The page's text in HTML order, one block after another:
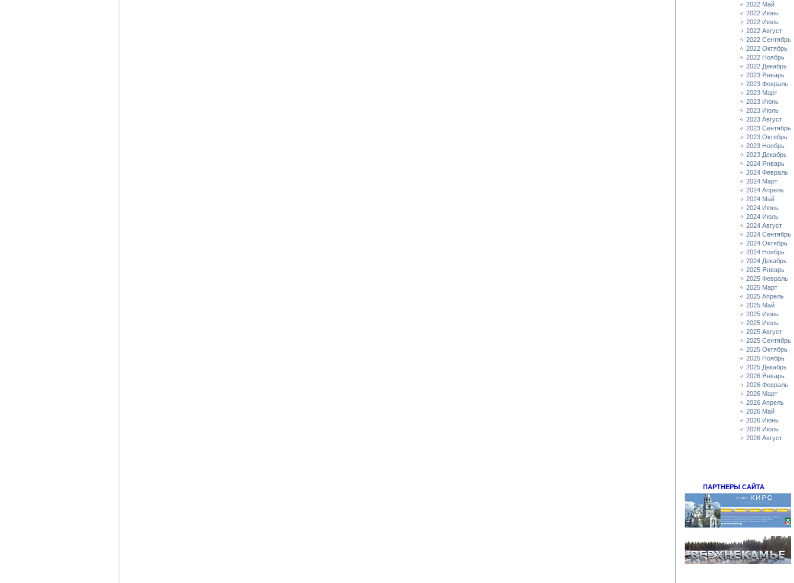
2022 Май
2022 Июнь
2022 Июль
2022 Август
2022 Сентябрь
2022 Октябрь
2022 Ноябрь
2022 Декабрь
2023 Январь
2023 Февраль
2023 Март
2023 Июнь
2023 Июль
2023 Август
2023 Сентябрь
2023 Октябрь
2023 Ноябрь
2023 Декабрь
2024 Январь
2024 Февраль
2024 Март
2024 Апрель
2024 Май
2024 Июнь
2024 Июль
2024 Август
2024 Сентябрь
2024 Октябрь
2024 Ноябрь
2024 Декабрь
2025 Январь
2025 Февраль
2025 Март
2025 Апрель
2025 Май
2025 Июнь
2025 Июль
2025 Август
2025 Сентябрь
2025 Октябрь
2025 Ноябрь
2025 Декабрь
2026 Январь
2026 Февраль
2026 Март
2026 Апрель
2026 Май
2026 Июнь
2026 Июль
2026 Август
ПАРТНЕРЫ САЙТА